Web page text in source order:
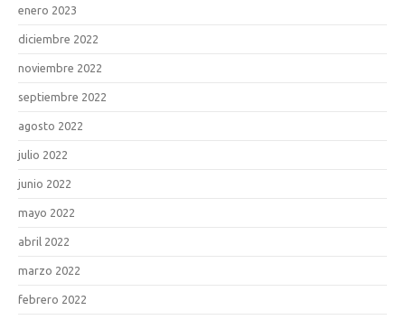
enero 2023
diciembre 2022
noviembre 2022
septiembre 2022
agosto 2022
julio 2022
junio 2022
mayo 2022
abril 2022
marzo 2022
febrero 2022